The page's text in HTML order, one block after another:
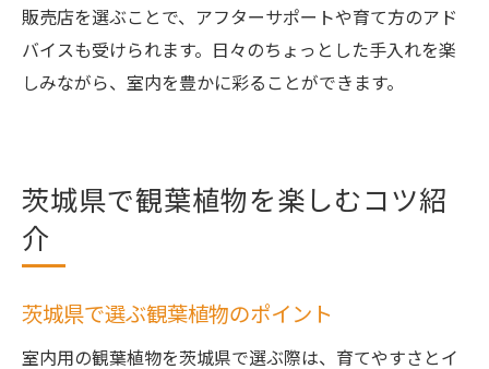
販売店を選ぶことで、アフターサポートや育て方のアド
バイスも受けられます。日々のちょっとした手入れを楽
しみながら、室内を豊かに彩ることができます。
茨城県で観葉植物を楽しむコツ紹
介
茨城県で選ぶ観葉植物のポイント
室内用の観葉植物を茨城県で選ぶ際は、育てやすさとイ